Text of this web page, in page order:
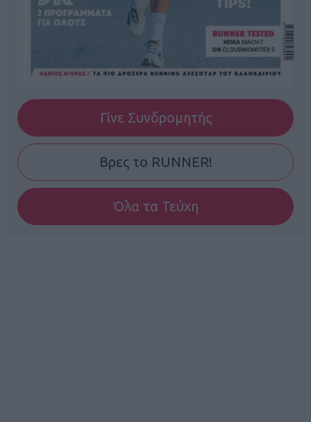
Γίνε Συνδρομητής
Βρες το RUNNER!
Όλα τα Τεύχη